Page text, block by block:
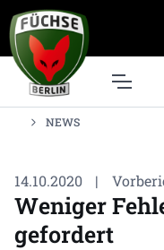
NEWS
14.10.2020 |
Weniger
gefordert